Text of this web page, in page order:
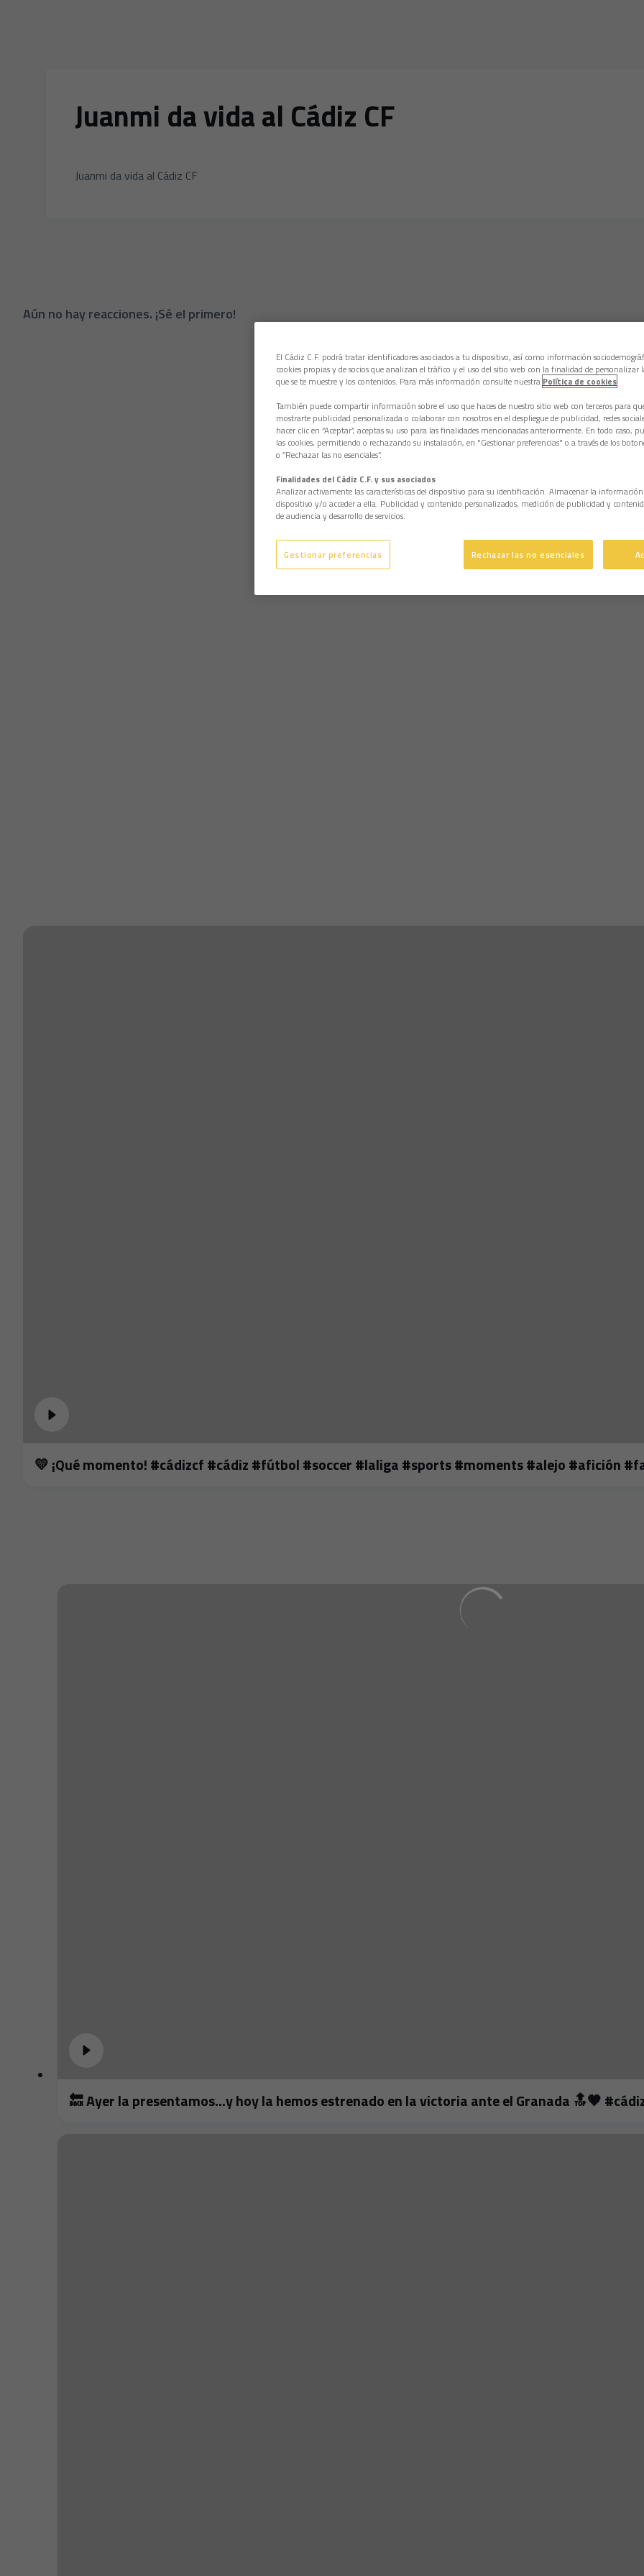
Juanmi da vida al Cádiz CF
Juanmi da vida al Cádiz CF
Aún no hay reacciones. ¡Sé el primero!
💛 ¡Qué momento! #cádizcf #cádiz #fútbol #soccer #laliga #sports #moments #alejo #afición
🔙 Ayer la presentamos...y hoy la hemos estrenado en la victoria ante el Granada 🔝🤎
El Cádiz C.F. podrá tratar identificadores asociados a tu dispositivo, así como información
cookies propias y de socios que analizan el tráfico y el uso del sitio web con la finalidad de
que se te muestre y los contenidos. Para más información consulte nuestra Política de cookies
También puede compartir información sobre el uso que haces de nuestro sitio web con terceros para
mostrarte publicidad personalizada o colaborar con nosotros en el despliegue de publicidad, redes
hacer clic en “Aceptar”, aceptas su uso para las finalidades mencionadas anteriormente. En todo caso,
las cookies, permitiendo o rechazando su instalación, en "Gestionar preferencias" o a través de los
o “Rechazar las no esenciales”.
Finalidades del Cádiz C.F. y sus asociados
Analizar activamente las características del dispositivo para su identificación. Almacenar la
dispositivo y/o acceder a ella. Publicidad y contenido personalizados, medición de publicidad y
de audiencia y desarrollo de servicios.
Gestionar preferencias Rechazar las no esenciales